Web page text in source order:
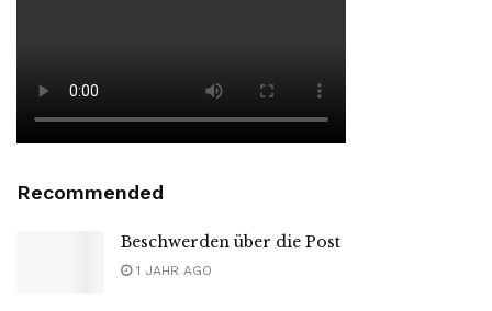
Recommended
Beschwerden über die Post
1 JAHR AGO